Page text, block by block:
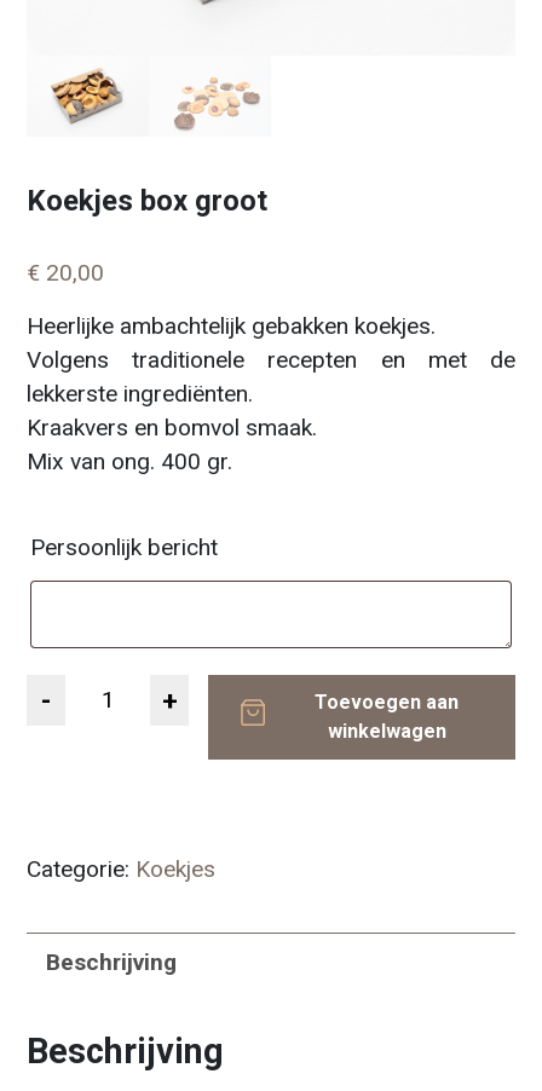
Koekjes box groot
€ 20,00
Heerlijke ambachtelijk gebakken koekjes.
Volgens traditionele recepten en met de
lekkerste ingrediënten.
Kraakvers en bomvol smaak.
Mix van ong. 400 gr.
Persoonlijk bericht
Toevoegen aan
winkelwagen
Categorie: Koekjes
Beschrijving
Beschrijving